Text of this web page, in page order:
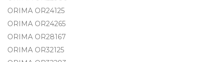
ORIMA OR24125
ORIMA OR24265
ORIMA OR28167
ORIMA OR32125